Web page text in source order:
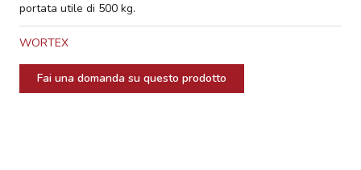
portata utile di 500 kg.
WORTEX
Fai una domanda su questo prodotto